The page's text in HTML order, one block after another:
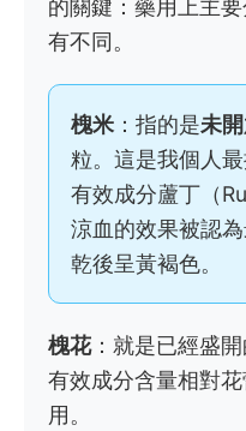
的關鍵：藥用上主
有不同。
槐米 ：指的是未
粒。這是我個人
有效成分蘆丁（
涼血的效果被認
乾後呈黃褐色。
槐花：就是已經盛
有效成分含量相對
用。